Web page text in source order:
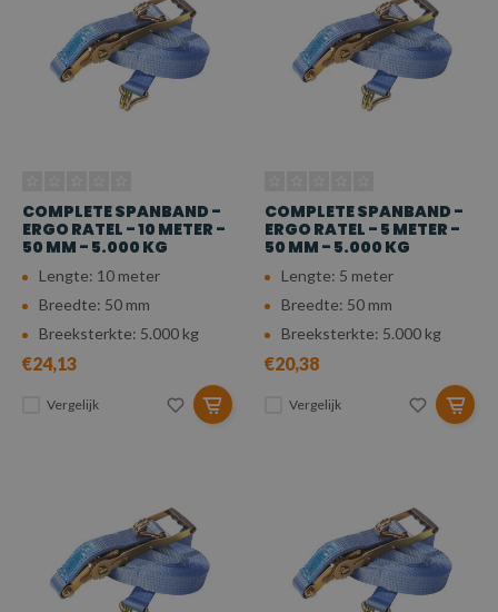
COMPLETE SPANBAND -
ERGO RATEL - 10 METER -
50 MM - 5.000 KG
Lengte: 10 meter
Breedte: 50 mm
Breeksterkte: 5.000 kg
€24,13
Vergelijk
COMPLETE SPANBAND -
ERGO RATEL - 5 METER -
50 MM - 5.000 KG
Lengte: 5 meter
Breedte: 50 mm
Breeksterkte: 5.000 kg
€20,38
Vergelijk